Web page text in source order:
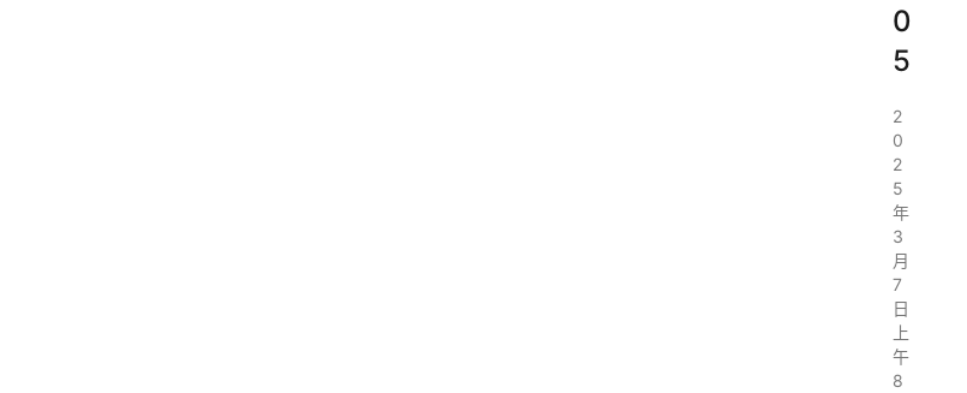
0
5
2
0
2
5
年
3
月
7
日
上
午
8